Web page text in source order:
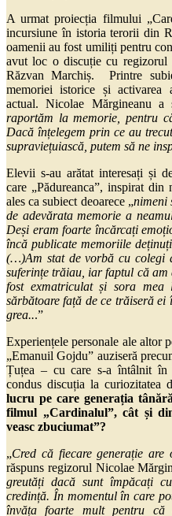
A urmat proiecția filmului
incursiune în istoria terorii din
oamenii au fost umiliți pentru
avut loc o discuție cu regizorul
Răzvan Marchiș. Printre
memoriei istorice și activarea
actual. Nicolae Mărgineanu a
raportăm la memorie, pentru
Dacă înțelegem prin ce au
supraviețuiască, putem să ne
Elevii s-au arătat interesați și
care „Pădureanca”, inspirat
ales ca subiect deoarece „nimeni
de adevărata memorie a
Deși eram foarte încărcați
încă publicate memoriile
(…)Am stat de vorbă cu colegi
suferințe trăiau, iar faptul că am
fost exmatriculat și sora
sărbătoare față de ce trăiseră
grea...”
Experiențele personale ale altor
„Emanuil Gojdu” auziseră
Țuțea – cu care s-a întâlnit în
condus discuția la curiozitatea
lucru pe care generația
filmul „Cardinalul”, cât și
veasc zbuciumat”?
„Cred că fiecare generație are
răspuns regizorul Nicolae
greutăți dacă sunt împăcați
credință. În momentul în care
învăța foarte mult pentru